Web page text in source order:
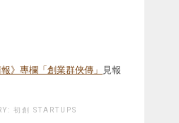
報》專欄「創業群俠傳」 見報
初創 STARTUPS